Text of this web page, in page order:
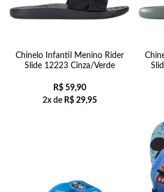
Chinelo Infantil Menino Rider
Slide 12223 Cinza/Verde
R$59,90
2x de R$29,95